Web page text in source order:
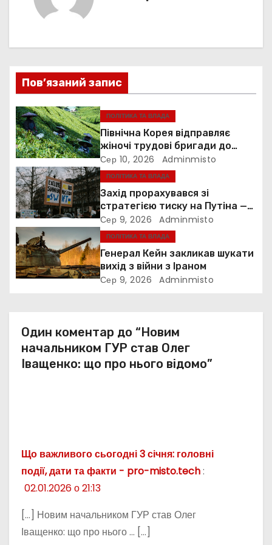
ц
я
з
а
п
и
с
і
в
Пов’язаний запис
ПОЛІТИКА ТА ВЛАДА
Північна Корея відправляє
жіночі трудові бригади до
Росії
Сер 10, 2026 Adminmisto
ПОЛІТИКА ТА ВЛАДА
Захід прорахувався зі
стратегією тиску на Путіна —
Foreign Policy
Сер 9, 2026 Adminmisto
ПОЛІТИКА ТА ВЛАДА
Генерал Кейн закликав шукати
вихід з війни з Іраном
Сер 9, 2026 Adminmisto
Один коментар до “Новим
начальником ГУР став Олег
Іващенко: що про нього відомо”
Що важливого сьогодні 3 січня: головні
події, дати та факти - pro-misto.tech:
02.01.2026 о 21:13
[…] Новим начальником ГУР став Олег
Іващенко: що про нього … […]